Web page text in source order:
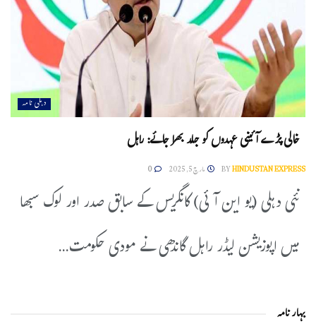
دہلی نامہ
خالی پڑے آئینی عہدوں کو جلد بھرا جائے: راہل
BYHINDUSTAN EXPRESS مارچ 5, 2025 0
نئی دہلی (یو این آئی) کانگریس کے سابق صدر اور لوک سبھا
میں اپوزیشن لیڈر راہل گاندھی نے مودی حکومت...
بہار نامہ